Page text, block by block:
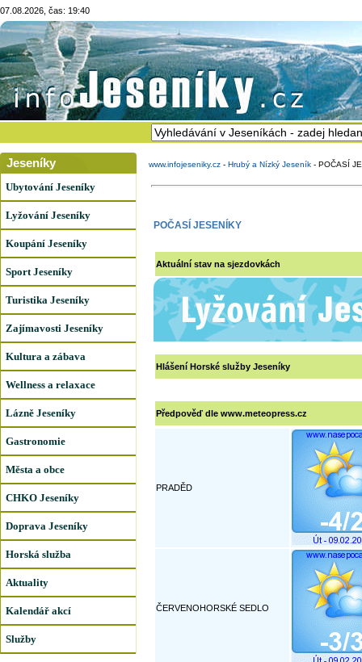
07.08.2026, čas: 19:40
Jeseníky
Ubytování Jeseníky
Lyžování Jeseníky
Koupání Jeseníky
Sport Jeseníky
Turistika Jeseníky
Zajímavosti Jeseníky
Kultura a zábava
Wellness a relaxace
Lázně Jeseníky
Gastronomie
Města a obce
CHKO Jeseníky
Doprava Jeseníky
Horská služba
Aktuality
Kalendář akcí
Služby
www.infojeseniky.cz - Hrubý a Nízký Jeseník - POČASÍ
POČASÍ JESENÍKY
Aktuální stav na sjezdovkách
Hlášení Horské služby Jeseníky
Předpověď dle www.meteopress.cz
PRADĚD
ČERVENOHORSKÉ SEDLO